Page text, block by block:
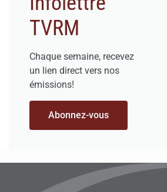
TVRM
Chaque semaine, recevez
un lien direct vers nos
émissions!
Abonnez-vous